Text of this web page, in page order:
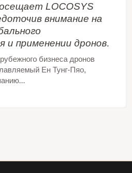
LOCOSYS
внимание на
и применении дронов.
бизнеса дронов
Ен Тунг-Пяо,